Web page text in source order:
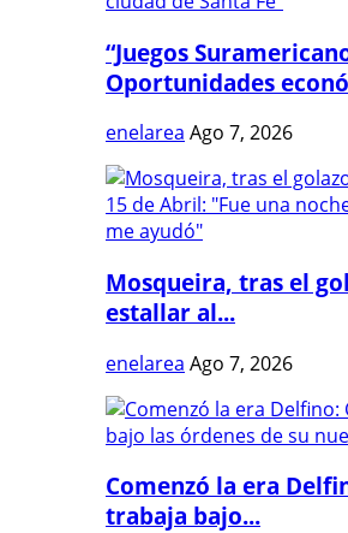
“Juegos
Oportunidades
enelarea Ago 7, 2026
Mosqueira, tras el
estallar al...
enelarea Ago 7, 2026
Comenzó la era
trabaja bajo...